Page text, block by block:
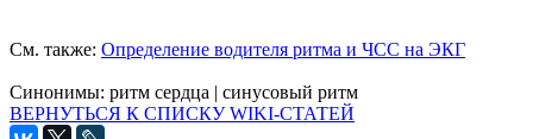
См. также: Определение водителя ритма и ЧСС на ЭКГ
Синонимы: ритм сердца | синусовый ритм
ВЕРНУТЬСЯ К СПИСКУ WIKI-СТАТЕЙ